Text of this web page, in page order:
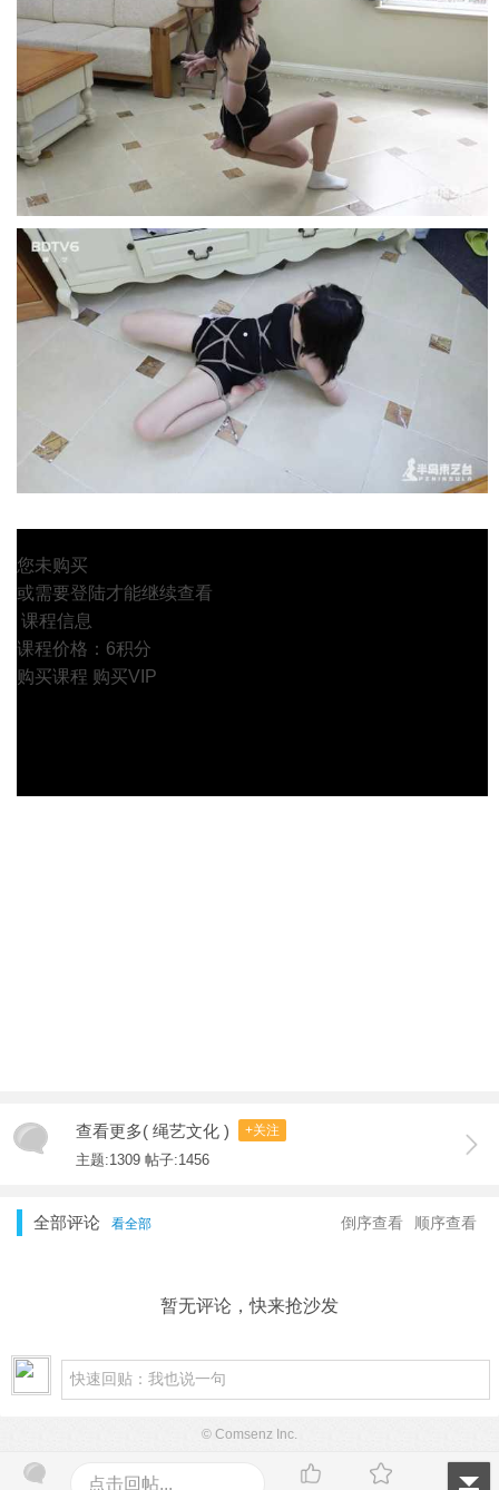
您未购买
或需要登陆才能继续查看
课程信息
课程价格：6积分
购买课程 购买VIP
查看更多( 绳艺文化 ) +关注
主题:1309 帖子:1456
全部评论 看全部 顺序查看
倒序查看
暂无评论，快来抢沙发
点击回帖...
© Comsenz Inc.